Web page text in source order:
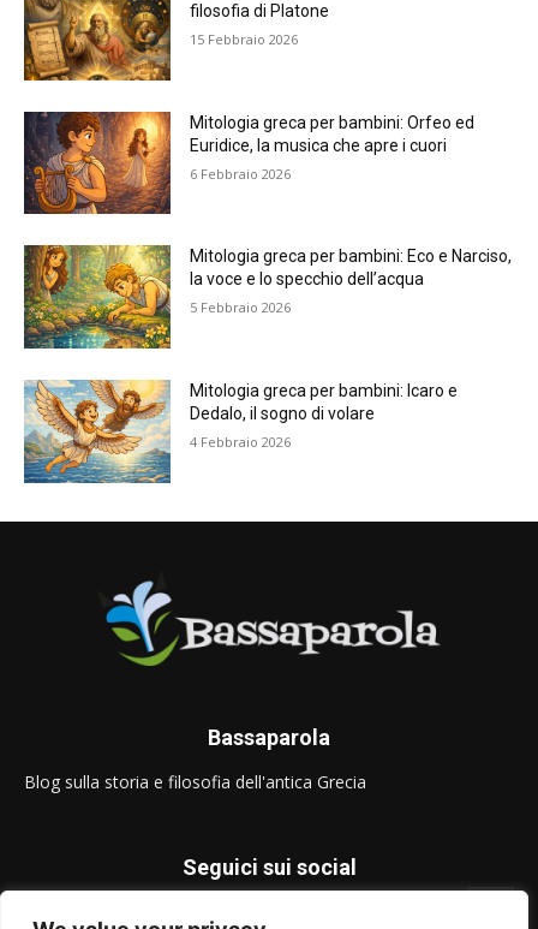
filosofia di Platone
15 Febbraio 2026
Mitologia greca per bambini: Orfeo ed
Euridice, la musica che apre i cuori
6 Febbraio 2026
Mitologia greca per bambini: Eco e Narciso,
la voce e lo specchio dell’acqua
5 Febbraio 2026
Mitologia greca per bambini: Icaro e
Dedalo, il sogno di volare
4 Febbraio 2026
Bassaparola
Blog sulla storia e filosofia dell'antica Grecia
Seguici sui social